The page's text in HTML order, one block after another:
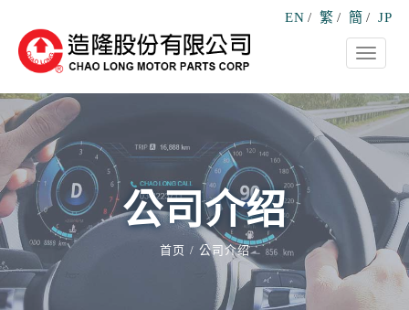
EN / 繁 / 簡 / JP
Toggle
公司介绍
首页 公司介绍